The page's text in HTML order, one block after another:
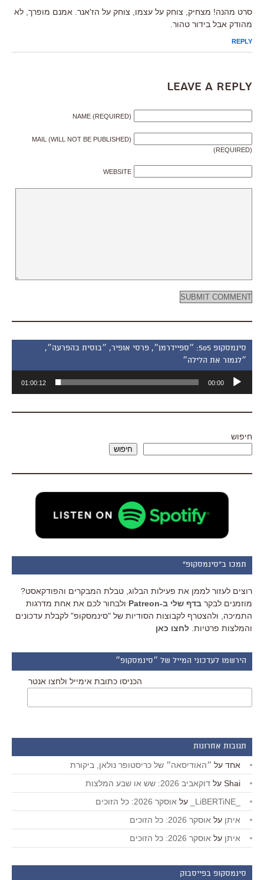
סרט מהנה! מצחיק, צוחק על עצמו, צוחק על הז'אנר. אמנם מופרך, לא
מהודק אבל בידור טהור.
REPLY
Leave a Reply
NAME (REQUIRED)
MAIL (WILL NOT BE PUBLISHED)
(REQUIRED)
WEBSITE
סינמסקופ 505: ״ספיידרמן״, פרסי אופיר, ״בוסית בהפרעה״,
״לגמור את הלילה״
אודיו
00:00
01:00:12
חיפוש
חיפוש
תמכו ב"סינמסקופ"
רוצים לעזור לממן את פעילות הבלוג, טבלת המבקרים והפודקאסט?
מוזמנים לבקר בדף שלי ב-Patreon
ולבחור לכם את אחת מדרגות
התמיכה, ולהצטרף לקבוצות הסודיות של "סינמסקופ" לקבלת עדכונים
והמלצות פרטיות. לחצו כאן
הירשמו לעדכוני המייל של ״סינמסקופ״
הכניסו כתובת אימייל ולחצו אנטר
תגובות אחרונות
אחד על ״האודיסאה״ של כריסטופר נולאן, ביקורת
Shai על דוקאביב 2026: שש או שבע המלצות
על אוסקר 2026: כל הזוכים
איתן על אוסקר 2026: כל הזוכים
איתן על אוסקר 2026: כל הזוכים
סינמסקופ בפייסבוק